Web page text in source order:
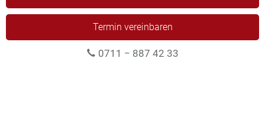
Termin vereinbaren
0711 − 887 42 33